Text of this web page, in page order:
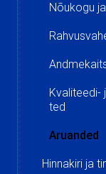
Nõukogu
Kvaliteedi-
ted
Aruanded
Hinnakiri ja